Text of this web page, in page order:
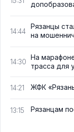
14:44
Рязанцы
на
14:30
На
трасса для
14:21 ЖФК
13:15 Рязанцам